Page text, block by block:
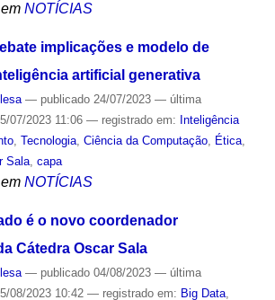
NOTÍCIAS
implicações e modelo de
artificial generativa
— publicado24/07/2023 — última
07/2023 11:06 — registrado em: Inteligência
, Tecnologia, Ciência da Computação, Ética,
Sala, capa
NOTÍCIAS
é o novo coordenador
Cátedra Oscar Sala
— publicado04/08/2023 — última
08/2023 10:42 — registrado em: Big Data,